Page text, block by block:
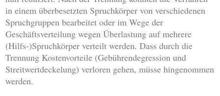
in einem überbesetzten Spruchkörper von verschiedenen
Spruchgruppen bearbeitet oder im Wege der
Geschäftsverteilung wegen Überlastung auf mehrere
(Hilfs‑)Spruchkörper verteilt werden. Dass durch die
Trennung Kostenvorteile (Gebührendegression und
Streitwertdeckelung) verloren gehen, müsse hingenommen
werden.